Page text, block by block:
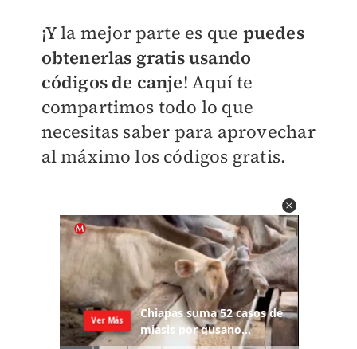
¡Y la mejor parte es que puedes
obtenerlas gratis usando
códigos de canje! Aquí te
compartimos todo lo que
necesitas saber para aprovechar
al máximo los códigos gratis.